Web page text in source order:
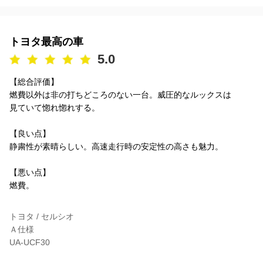
トヨタ最高の車
5.0
【総合評価】
燃費以外は非の打ちどころのない一台。威圧的なルックスは
見ていて惚れ惚れする。
【良い点】
静粛性が素晴らしい。高速走行時の安定性の高さも魅力。
【悪い点】
燃費。
トヨタ / セルシオ
Ａ仕様
UA-UCF30